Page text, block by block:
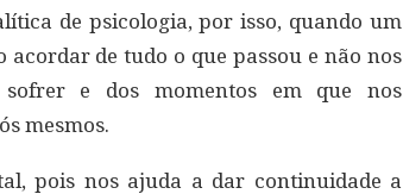
de psicologia, por isso, quando um
de tudo o que passou e não nos
e dos momentos em que nos
mesmos.
pois nos ajuda a dar continuidade a